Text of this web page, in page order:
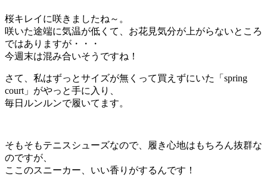
桜キレイに咲きましたね～。
咲いた途端に気温が低くて、お花見気分が上がらないところ
ではありますが・・・
今週末は混み合いそうですね！
さて、私はずっとサイズが無くって買えずにいた「spring
court」がやっと手に入り、
毎日ルンルンで履いてます。
そもそもテニスシューズなので、履き心地はもちろん抜群な
のですが、
ここのスニーカー、いい香りがするんです！